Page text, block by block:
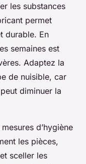
les substances
permet
durable. En
semaines est
Adaptez la
de nuisible, car
diminuer la
d’hygiène
les pièces,
sceller les